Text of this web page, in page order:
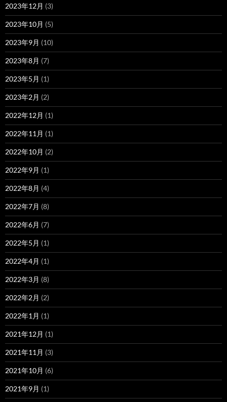
2023年12月 (3)
2023年10月 (5)
2023年9月 (10)
2023年8月 (7)
2023年5月 (1)
2023年2月 (2)
2022年12月 (1)
2022年11月 (1)
2022年10月 (2)
2022年9月 (1)
2022年8月 (4)
2022年7月 (8)
2022年6月 (7)
2022年5月 (1)
2022年4月 (1)
2022年3月 (8)
2022年2月 (2)
2022年1月 (1)
2021年12月 (1)
2021年11月 (3)
2021年10月 (6)
2021年9月 (1)